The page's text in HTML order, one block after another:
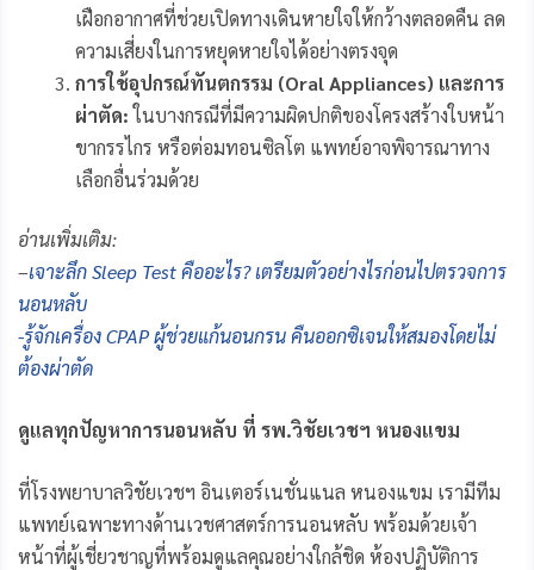
เฝือกอากาศที่ช่วยเปิดทางเดินหายใจให้กว้างตลอดคืน ลด
ความเสี่ยงในการหยุดหายใจได้อย่างตรงจุด
การใช้อุปกรณ์ทันตกรรม (Oral Appliances) และการ
ผ่าตัด:ในบางกรณีที่มีความผิดปกติของโครงสร้างใบหน้า
ขากรรไกร หรือต่อมทอนซิลโต แพทย์อาจพิจารณาทาง
เลือกอื่นร่วมด้วย
อ่านเพิ่มเติม:
–เจาะลึก Sleep Test คืออะไร? เตรียมตัวอย่างไรก่อนไปตรวจการ
นอนหลับ
-รู้จักเครื่อง CPAP ผู้ช่วยแก้นอนกรน คืนออกซิเจนให้สมองโดยไม่
ต้องผ่าตัด
ดูแลทุกปัญหาการนอนหลับ ที่ รพ.วิชัยเวชฯ หนองแขม
ที่โรงพยาบาลวิชัยเวชฯ อินเตอร์เนชั่นแนล หนองแขม เรามีทีม
แพทย์เฉพาะทางด้านเวชศาสตร์การนอนหลับ พร้อมด้วยเจ้า
หน้าที่ผู้เชี่ยวชาญที่พร้อมดูแลคุณอย่างใกล้ชิด ห้องปฏิบัติการ